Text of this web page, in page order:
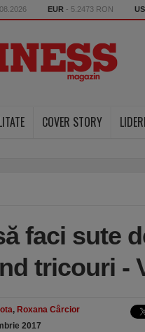
EUR - 5.2473 RON
COVER STORY LIDERI
faci sute
tricouri -
, Roxana Cârcior
2017